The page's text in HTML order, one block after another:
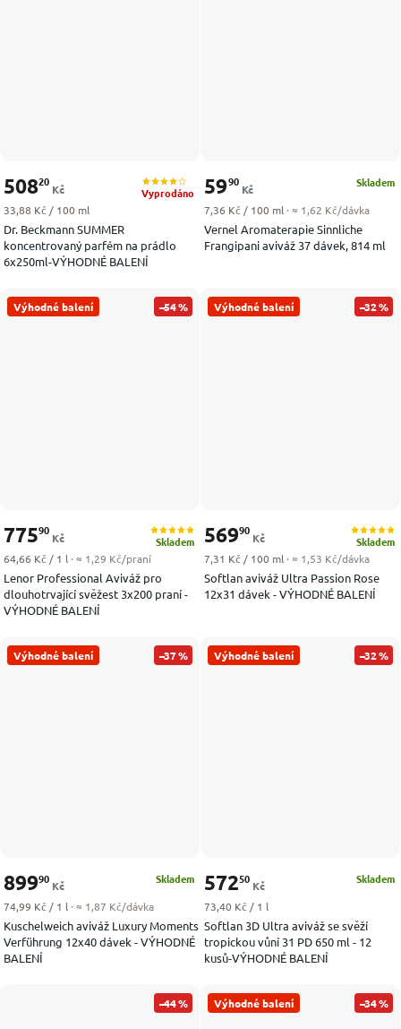
Dr. Beckmann SUMMER
koncentrovaný parfém na prádlo
6x250ml-VÝHODNÉ BALENÍ
Vyprodáno
50820
Kč
Měrná cena:
33,88 Kč / 100 ml
Vernel Aromaterapie Sinnliche
Frangipani aviváž 37 dávek, 814 ml
Skladem
5990
Kč
Měrná cena:
7,36 Kč / 100 ml · ≈ 1,62 Kč/dávka
Výhodné balení –54 %
Lenor Professional Aviváž pro
dlouhotrvající svěžest 3x200 praní -
VÝHODNÉ BALENÍ
Skladem
77590
Kč
Měrná cena:
64,66 Kč / 1 l · ≈ 1,29 Kč/praní
Výhodné balení –32 %
Softlan aviváž Ultra Passion Rose
12x31 dávek - VÝHODNÉ BALENÍ
Skladem
56990
Kč
Měrná cena:
7,31 Kč / 100 ml · ≈ 1,53 Kč/dávka
Výhodné balení –37 %
Kuschelweich aviváž Luxury Moments
Verführung 12x40 dávek - VÝHODNÉ
BALENÍ
Skladem
89990
Kč
Měrná cena:
74,99 Kč / 1 l · ≈ 1,87 Kč/dávka
Výhodné balení –32 %
Softlan 3D Ultra aviváž se svěží
tropickou vůní 31 PD 650 ml - 12
kusů-VÝHODNÉ BALENÍ
Skladem
57250
Kč
Měrná cena:
73,40 Kč / 1 l
–44 % Výhodné balení –34 %